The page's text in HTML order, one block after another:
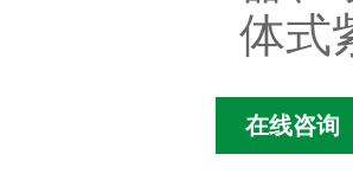
体式
在线咨询